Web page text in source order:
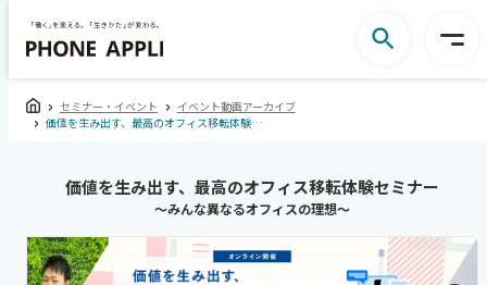
セミナー・イベント
イベント動画アーカイブ
価値を生み出す、最高のオフィス移転体験セミナー～みんな異なるオフィスの理想～
価値を生み出す、最高のオフィス移転体験セミナー
～みんな異なるオフィスの理想～